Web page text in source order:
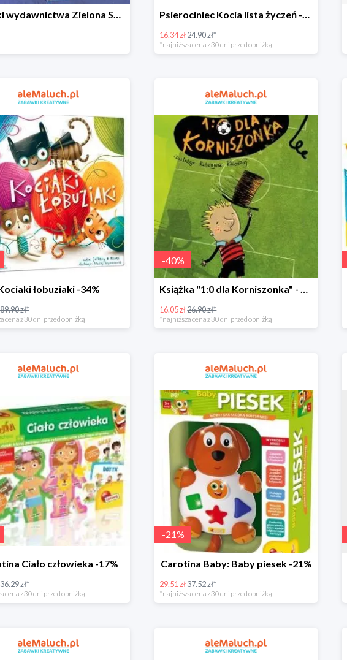
Książki wydawnictwa Zielona Sowa do -40% w aleMaluch.pl Psierociniec Kocia lista życzeń -34%
16.34 zł24.90 zł*
*najniższa cena z 30 dni przed obniżką
łobuziaki -34%
89.90 zł*
cena z 30 dni przed obniżką
-40%
Książka "1:0 dla Korniszonka" - 40%
16.05 zł26.90 zł*
*najniższa cena z 30 dni przed obniżką
Ciało człowieka -17%
36.29 zł*
cena z 30 dni przed obniżką
-21%
Carotina Baby: Baby piesek -21%
29.51 zł37.52 zł*
*najniższa cena z 30 dni przed obniżką